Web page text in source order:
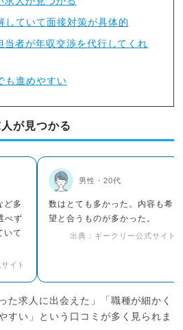
していて面接対策が具体的
当者が年収交渉を代行してくれ
も進めやすい
が見つかる
ど多
べず
いて
イト
男性・20代
数はとても多かった。内容も希
望と合うものが多かった。
出典：ギークリー公式サイト
た求人に出会えた」「職種が細かく
すい」という口コミが多く見られま